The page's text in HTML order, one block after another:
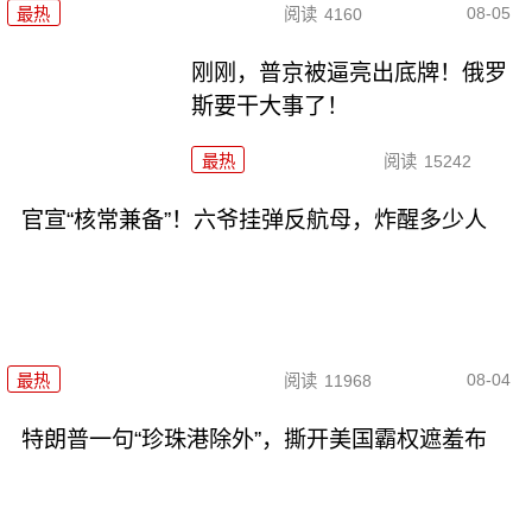
最热 阅读 4160 08-05
刚刚，普京被逼亮出底牌！俄罗
斯要干大事了！
最热 阅读 15242
官宣“核常兼备”！六爷挂弹反航母，炸醒多少人
最热 阅读 11968 08-04
特朗普一句“珍珠港除外”，撕开美国霸权遮羞布